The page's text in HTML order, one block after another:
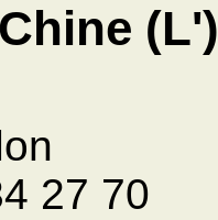
(L')
27 70